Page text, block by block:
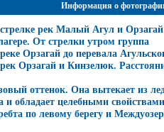
Информация о
рек Малый Агул и Орзагай
От стрелки утром группа
Орзагай до перевала
Орзагай и Кинзелюк.
оттенок. Она вытекает из
и обладает целебными
по левому берегу и